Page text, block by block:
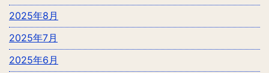
2025年8月
2025年7月
2025年6月